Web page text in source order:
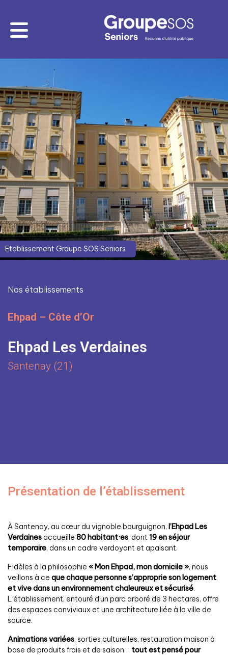
Nos établissements
Ehpad – Côte d’Or
Ehpad Les Verdaines
Santenay (21)
Etablissement Groupe SOS Seniors
Présentation de l’établissement
À Santenay, au cœur du vignoble bourguignon, l’Ehpad Les
Verdaines accueille 80 habitant·es, dont 19 en séjour
temporaire, dans un cadre verdoyant et apaisant.
Fidèles à la philosophie « Mon Ehpad, mon domicile », nous
veillons à ce que chaque personne s’approprie son logement
et vive dans un environnement chaleureux et sécurisé.
L’établissement, entouré d’un parc arboré de 3 hectares, offre
des espaces conviviaux et une architecture liée à la ville de
source.
Animations variées, sorties culturelles, restauration maison à
base de produits frais et de saison… tout est pensé pour